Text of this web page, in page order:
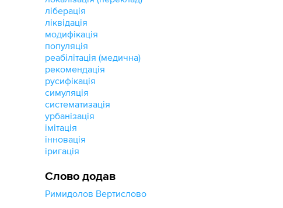
ліберація
ліквідація
модифікація
популяція
реабілітація (медична)
рекомендація
русифікація
симуляція
систематизація
урбанізація
імітація
інновація
іригація
Слово додав
Римидолов Вертислово